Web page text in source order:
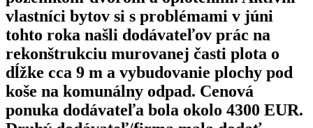
vlastníci bytov si s problémami v júni
tohto roka našli dodávateľov prác na
rekonštrukciu murovanej časti plota o
dĺžke cca 9 m a vybudovanie plochy pod
koše na komunálny odpad. Cenová
ponuka dodávateľa bola okolo 4300 EUR.